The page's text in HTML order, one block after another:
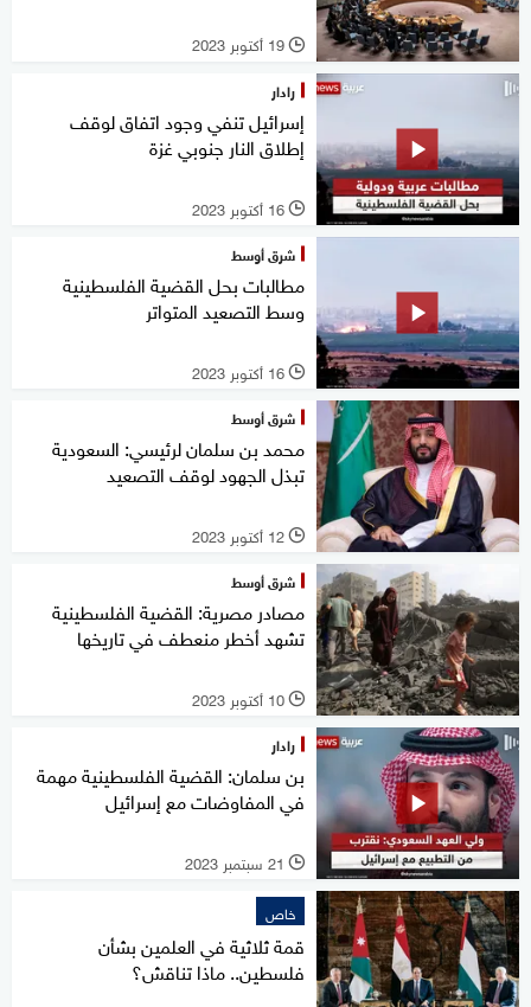
l 19 أكتوبر 2023
رادار
إسرائيل تنفي وجود اتفاق لوقف
إطلاق النار جنوبي غزة
l 16 أكتوبر 2023
شرق أوسط
مطالبات بحل القضية الفلسطينية
وسط التصعيد المتواتر
l 16 أكتوبر 2023
شرق أوسط
محمد بن سلمان لرئيسي: السعودية
تبذل الجهود لوقف التصعيد
l 12 أكتوبر 2023
شرق أوسط
مصادر مصرية: القضية الفلسطينية
تشهد أخطر منعطف في تاريخها
l 10 أكتوبر 2023
رادار
بن سلمان: القضية الفلسطينية مهمة
في المفاوضات مع إسرائيل
l 21 سبتمبر 2023
خاص
قمة ثلاثية في العلمين بشأن
فلسطين.. ماذا تناقش؟